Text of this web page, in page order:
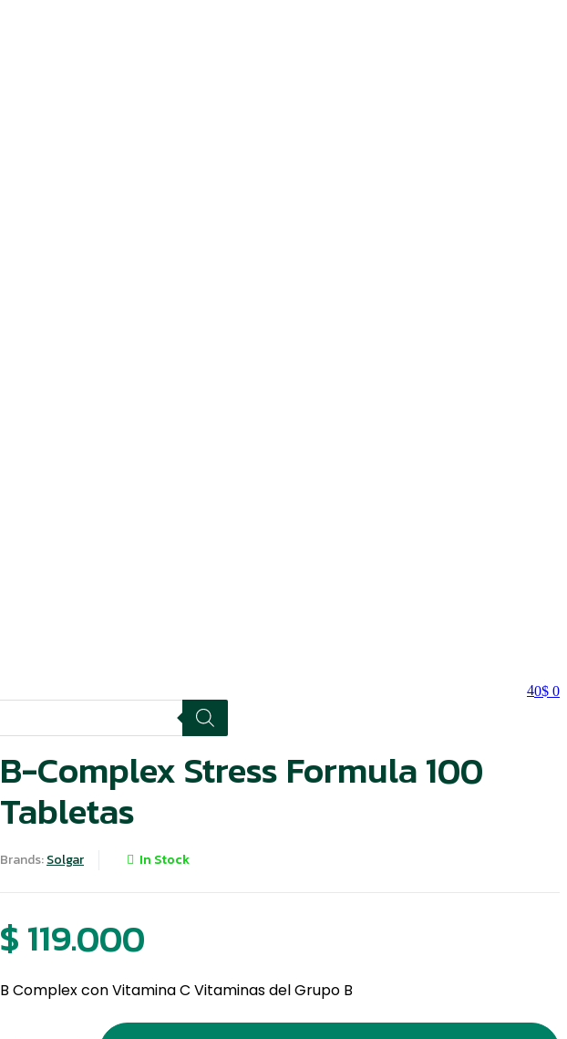
40$ 0
B-Complex Stress Formula 100
Tabletas
Brands:Solgar Availability:
In Stock
$119.000
B Complex con Vitamina C Vitaminas del Grupo B